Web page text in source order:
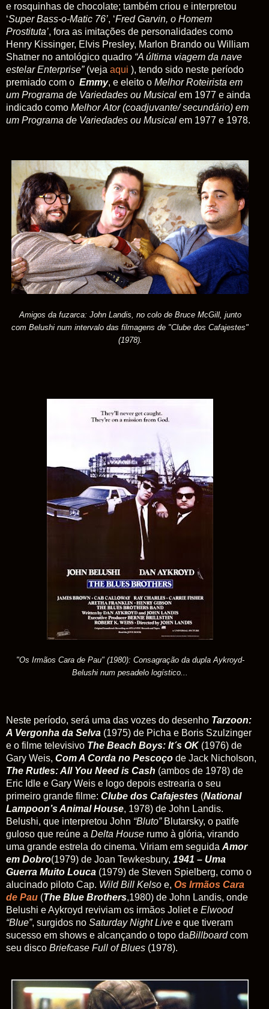
e rosquinhas de chocolate; também criou e interpretou
‘Super Bass-o-Matic 76’, ‘Fred Garvin, o Homem
Prostituta’, fora as imitações de personalidades como
Henry Kissinger, Elvis Presley, Marlon Brando ou William
Shatner no antológico quadro “A última viagem da nave
estelar Enterprise” (veja aqui ), tendo sido neste período
premiado com o Emmy, e eleito o Melhor Roteirista em
um Programa de Variedades ou Musical em 1977 e ainda
indicado como Melhor Ator (coadjuvante/ secundário) em
um Programa de Variedades ou Musical em 1977 e 1978.
Amigos da fuzarca: John Landis, no colo de Bruce McGill, junto
com Belushi num intervalo das filmagens de "Clube dos Cafajestes"
(1978).
"Os Irmãos Cara de Pau" (1980): Consagração da dupla Aykroyd-
Belushi num pesadelo logístico...
Neste período, será uma das vozes do desenho Tarzoon:
A Vergonha da Selva (1975) de Picha e Boris Szulzinger
e o filme televisivo The Beach Boys: It´s OK(1976) de
Gary Weis, Com A Corda no Pescoço de Jack Nicholson,
The Rutles: All You Need is Cash (ambos de 1978) de
Eric Idle e Gary Weis e logo depois estrearia o seu
primeiro grande filme: Clube dos Cafajestes (National
Lampoon’sAnimal House, 1978) de John Landis.
Belushi, que interpretou John “Bluto” Blutarsky, o patife
guloso que reúne a Delta House rumo à glória, virando
uma grande estrela do cinema. Viriam em seguida Amor
em Dobro(1979) de Joan Tewkesbury, 1941 – Uma
Guerra Muito Louca (1979) de Steven Spielberg, como o
alucinado piloto Cap. Wild Bill Kelso e, Os Irmãos Cara
de Pau (The Blue Brothers,1980) de John Landis, onde
Belushi e Aykroyd reviviam os irmãos Joliet e Elwood
“Blue”, surgidos no Saturday Night Live e que tiveram
sucesso em shows e alcançando o topo daBillboardcom
seu disco Briefcase Full of Blues (1978).